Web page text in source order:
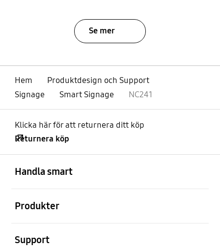
Se mer
Hem
Produktdesign och Support
Signage
Smart Signage NC241
Klicka här för att returnera ditt köp
Returnera köp
Handla smart
Produkter
Support